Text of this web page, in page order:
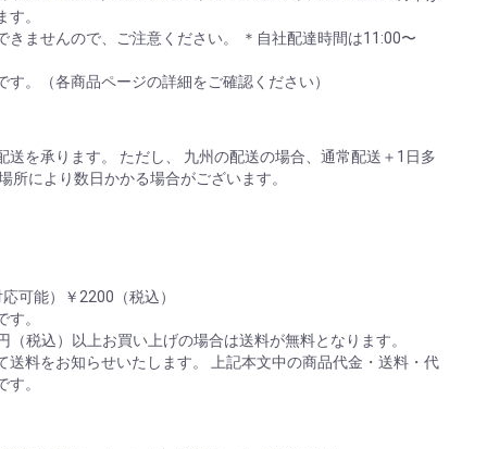
。
きませんので、ご注意ください。 ＊自社配達時間は11:00〜
。（各商品ページの詳細をご確認ください）
送を承ります。 ただし、 九州の配送の場合、通常配送＋1日多
所により数日かかる場合がございます。
可能）￥2200（税込）
。
税込）以上お買い上げの場合は送料が無料となります。
送料をお知らせいたします。 上記本文中の商品代金・送料・代
。